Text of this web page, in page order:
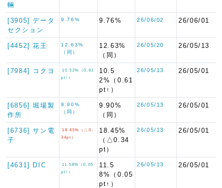
輛
[3905] データ
セクション
9.76% 9.76% 26/06/02 26/06/01
[4452] 花王
12.63%
（同）
12.63%
（同）
26/05/20 26/05/13
[7984] コクヨ
10.52%（0.61
pt↑）
10.5
2%（0.61
pt↑）
26/05/13 26/05/01
[6856] 堀場製
作所
9.90%
（同）
9.90%
（同）
26/05/13 26/05/01
[6736] サン電
子
18.45%（△0.
34pt）
18.45%
（△0.34
pt）
26/05/13 26/05/01
[4631] DIC
11.58%（0.05
pt↑）
11.5
8%（0.05
pt↑）
26/05/13 26/05/01